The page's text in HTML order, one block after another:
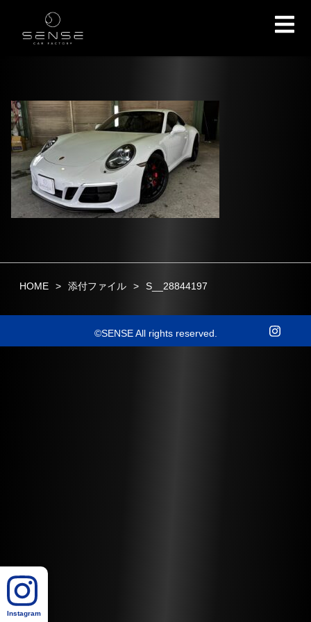
HOME 添付ファイル S__28844197
©SENSE All rights reserved.
Instagram